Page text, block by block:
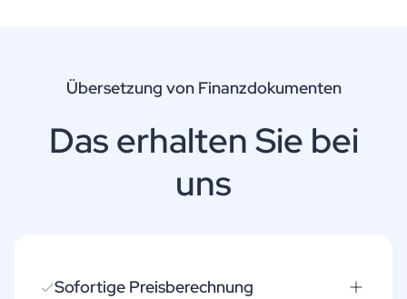
Übersetzung von Finanzdokumenten
Das erhalten Sie bei
uns
Sofortige Preisberechnung